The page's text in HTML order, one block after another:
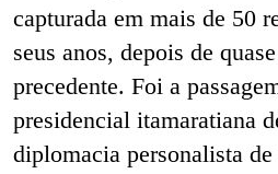
capturada em mais de 50
seus anos, depois de
precedente. Foi a
presidencial itamaratiana
diplomacia personalista